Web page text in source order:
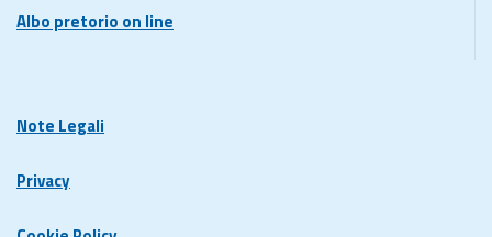
Albo pretorio on line
Note Legali
Privacy